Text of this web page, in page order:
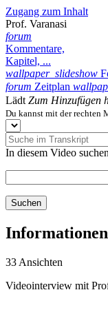
Zugang zum Inhalt
Prof. Varanasi
forum
Kommentare,
Kapitel, ...
wallpaper_slideshow
forum Zeitplan
Lädt Zum Hinzufügen
Du kannst mit der rechten
In diesem Video
Suchen
33 Ansichten
Videointerview mit